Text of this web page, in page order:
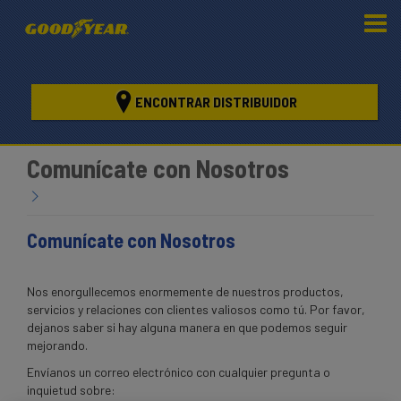
ENCONTRAR DISTRIBUIDOR
Comunícate con Nosotros
Comunícate con Nosotros
Nos enorgullecemos enormemente de nuestros productos,
servicios y relaciones con clientes valiosos como tú. Por favor,
dejanos saber si hay alguna manera en que podemos seguir
mejorando.
Envíanos un correo electrónico con cualquier pregunta o
inquietud sobre: